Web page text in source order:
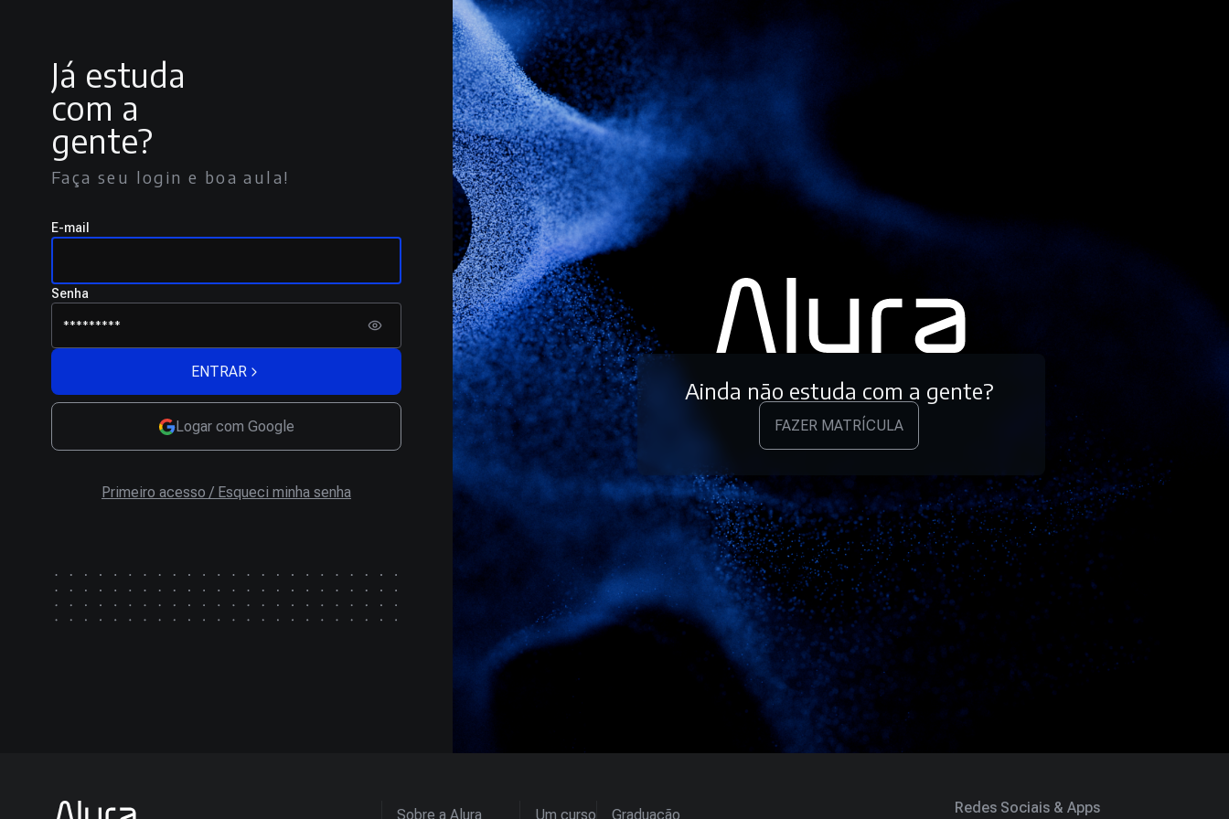
Já estuda
com a
gente?
Faça seu login e boa aula!
E-mail
Senha
ENTRAR
Logar com Google
Primeiro acesso / Esqueci minha senha
Ainda não estuda com a gente?
FAZER MATRÍCULA
Sobre a Alura Um curso Graduação Redes Sociais & Apps